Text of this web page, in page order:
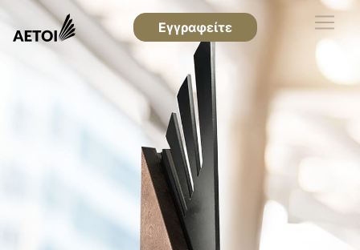
Εγγραφείτε